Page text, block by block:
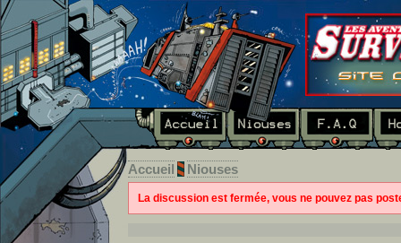
Accueil Niouses
La discussion est fermée, vous ne pouvez pas